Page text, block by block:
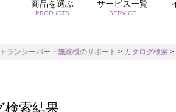
商品を選ぶ
PRODUCTS
サービス一覧
SERVICE
ランシーバー・無線機のサポート > カタログ検索 >
検索結果